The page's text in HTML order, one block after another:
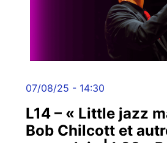
07/08/25 - 14:30
L14 – « Little jazz
Bob Chilcott et